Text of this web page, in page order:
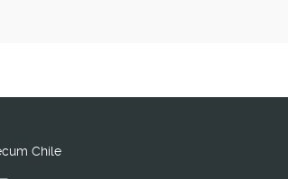
Chile